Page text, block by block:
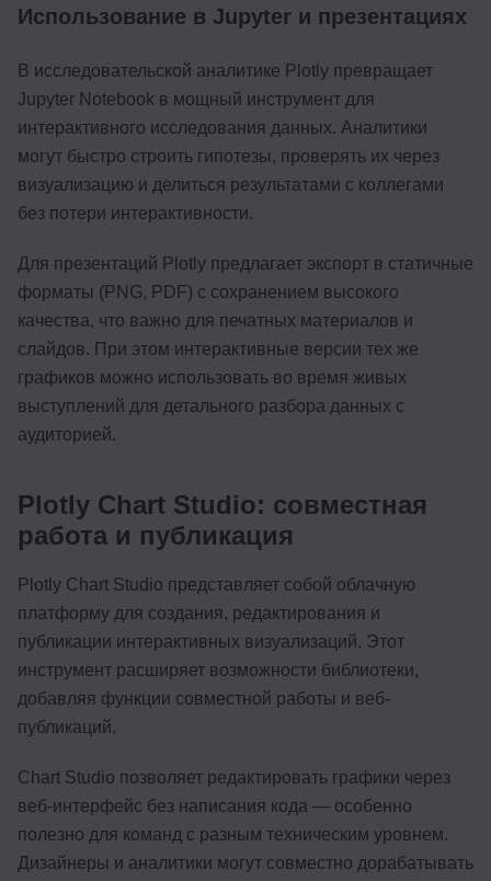
Использование в Jupyter и презентациях
В исследовательской аналитике Plotly превращает
Jupyter Notebook в мощный инструмент для
интерактивного исследования данных. Аналитики
могут быстро строить гипотезы, проверять их через
визуализацию и делиться результатами с коллегами
без потери интерактивности.
Для презентаций Plotly предлагает экспорт в статичные
форматы (PNG, PDF) с сохранением высокого
качества, что важно для печатных материалов и
слайдов. При этом интерактивные версии тех же
графиков можно использовать во время живых
выступлений для детального разбора данных с
аудиторией.
Plotly Chart Studio: совместная
работа и публикация
Plotly Chart Studio представляет собой облачную
платформу для создания, редактирования и
публикации интерактивных визуализаций. Этот
инструмент расширяет возможности библиотеки,
добавляя функции совместной работы и веб-
публикаций.
Chart Studio позволяет редактировать графики через
веб-интерфейс без написания кода — особенно
полезно для команд с разным техническим уровнем.
Дизайнеры и аналитики могут совместно дорабатывать